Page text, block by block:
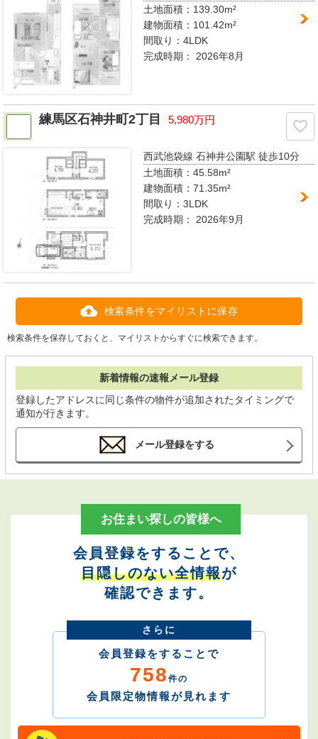
土地面積：139.30m²
建物面積：101.42m²
間取り：4LDK
完成時期： 2026年8月
練馬区石神井町2丁目 5,980万円
西武池袋線 石神井公園駅徒歩10分
土地面積：45.58m²
建物面積：71.35m²
間取り：3LDK
完成時期： 2026年9月
検索条件をマイリストに保存
検索条件を保存しておくと、マイリストからすぐに検索できます。
新着情報の速報メール登録
登録したアドレスに同じ条件の物件が追加されたタイミングで
通知が行きます。
メール登録をする
お住まい探しの皆様へ
会員登録をすることで、
目隠しのない全情報が
確認できます。
さらに
会員登録をすることで
758 件の
会員限定物情報が見れます